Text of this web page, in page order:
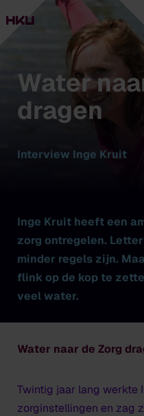
Water
dragen
Interview Inge Kruit
Inge Kruit heeft een
zorg ontregelen.
minder regels zijn.
flink op de kop te
veel water.
Water naar de Zorg
Twintig jaar lang werkte
zorginstellingen en zag